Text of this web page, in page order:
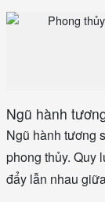
Ngũ hành
Ngũ hành tương
phong thủy. Quy
đẩy lẫn nhau